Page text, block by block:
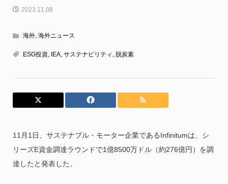
2023.11.08
海外, 海外ニュース
ESG投資, IEA, サステナビリティ , 脱炭素
11月1日、サステナブル・モーター企業であるInfinitumは、シ
リーズE資金調達ラウンドで1億8500万ドル（約276億円）を調
達したと発表した。